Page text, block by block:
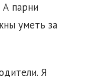
А парни
уметь за
Я